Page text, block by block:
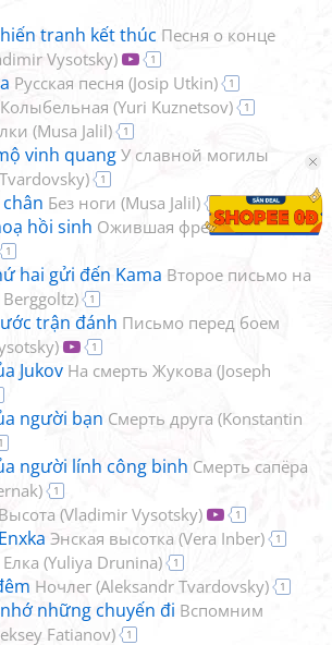
tranh kết thúc Песня о конце
Vysotsky) 1
Русская песня (Josip Utkin) 1
Колыбельная (Yuri Kuznetsov) 1
(Musa Jalil) 1
vinh quang У славной могилы
) 1
Без ноги (Musa Jalil)
hồi sinh Ожившая фреска (Boris
1
hai gửi đến Kama Второе письмо на
Berggoltz) 1
trận đánh Письмо перед боем
) 1
Jukov На смерть Жукова (Joseph
người bạn Смерть друга (Konstantin
1
người lính công binh Смерть сапёра
) 1
Высота (Vladimir Vysotsky) 1
Энская высотка (Vera Inber) 1
Елка (Yuliya Drunina) 1
Ночлег (Aleksandr Tvardovsky) 1
những chuyến đi Вспомним
Fatianov) 1